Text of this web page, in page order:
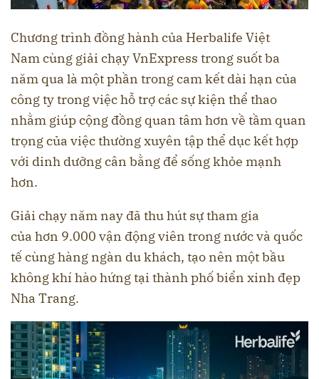
Chương trình đồng hành của Herbalife Việt
Nam cùng giải chạy VnExpress trong suốt ba
năm qua là một phần trong cam kết dài hạn của
công ty trong việc hỗ trợ các sự kiện thể thao
nhằm giúp cộng đồng quan tâm hơn về tầm quan
trọng của việc thường xuyên tập thể dục kết hợp
với dinh dưỡng cân bằng để sống khỏe mạnh
hơn.
Giải chạy năm nay đã thu hút sự tham gia
của hơn 9.000 vận động viên trong nước và quốc
tế cùng hàng ngàn du khách, tạo nên một bầu
không khí hào hứng tại thành phố biển xinh đẹp
Nha Trang.